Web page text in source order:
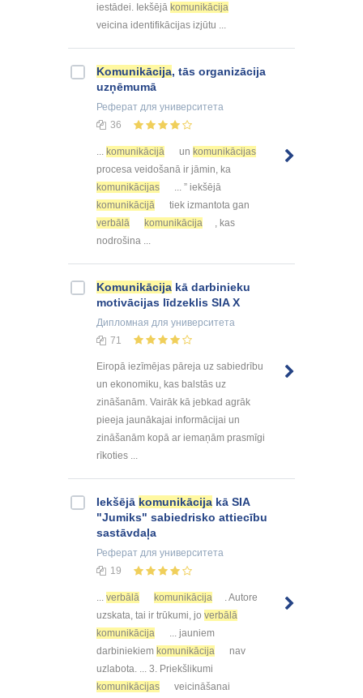
iestādei. Iekšējā komunikācija
veicina identifikācijas izjūtu ...
Komunikācija, tās organizācija
uzņēmumā
Реферат для университета
36
komunikācijā un komunikācijas
procesa veidošanā ir jāmin, ka
komunikācijas
... ” iekšējā
komunikācijā
tiek izmantota gan
verbālā
komunikācija
, kas
nodrošina ...
Komunikācija kā darbinieku
motivācijas līdzeklis SIA X
Дипломная для университета
71
Eiropā iezīmējas pāreja uz sabiedrību
un ekonomiku, kas balstās uz
zināšanām. Vairāk kā jebkad agrāk
pieeja jaunākajai informācijai un
zināšanām kopā ar iemaņām prasmīgi
rīkoties ...
Iekšējā komunikācija kā SIA
"Jumiks" sabiedrisko attiecību
sastāvdaļa
Реферат для университета
19
... verbālā komunikācija
. Autore
uzskata, tai ir trūkumi, jo verbālā
komunikācija
... jauniem
darbiniekiem komunikācija
nav
uzlabota. ... 3. Priekšlikumi
komunikācijas
veicināšanai